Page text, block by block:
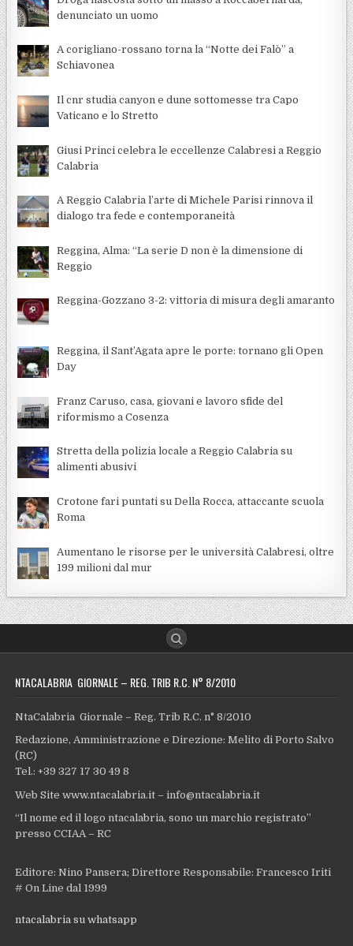
denunciato un uomo
A corigliano-rossano torna la “Notte dei Falò” a
Schiavonea
Il cnr studia canyon e dune sottomesse tra Capo
Vaticano e lo Stretto
Giusi Princi celebra le eccellenze Calabresi a Reggio
Calabria
A Reggio Calabria l’arte di Michele Parisi rinnova il
dialogo tra fede e contemporaneità
Reggina, Alma: “La serie D non è la dimensione di
Reggio
Reggina-Gozzano 3-2: vittoria di misura degli amaranto
Reggina, il Sant’Agata apre le porte: tornano gli Open
Day
Franz Caruso, casa, giovani e lavoro sfide del
riformismo a Cosenza
Stretta della polizia locale a Reggio Calabria su
alimenti abusivi
Crotone fari puntati su Della Rocca, attaccante scuola
Roma
Aumentano le risorse per le università Calabresi, oltre
199 milioni dal mur
NTACALABRIA GIORNALE – REG. TRIB R.C. N° 8/2010
NtaCalabria Giornale – Reg. Trib R.C. n° 8/2010
Redazione, Amministrazione e Direzione: Melito di Porto Salvo
(RC)
Tel.: +39 327 17 30 49 8
Web Site www.ntacalabria.it – info@ntacalabria.it
“Il nome ed il logo ntacalabria, sono un marchio registrato”
presso CCIAA – RC
Editore: Nino Pansera; Direttore Responsabile: Francesco Iriti
# On Line dal 1999
ntacalabria su whatsapp